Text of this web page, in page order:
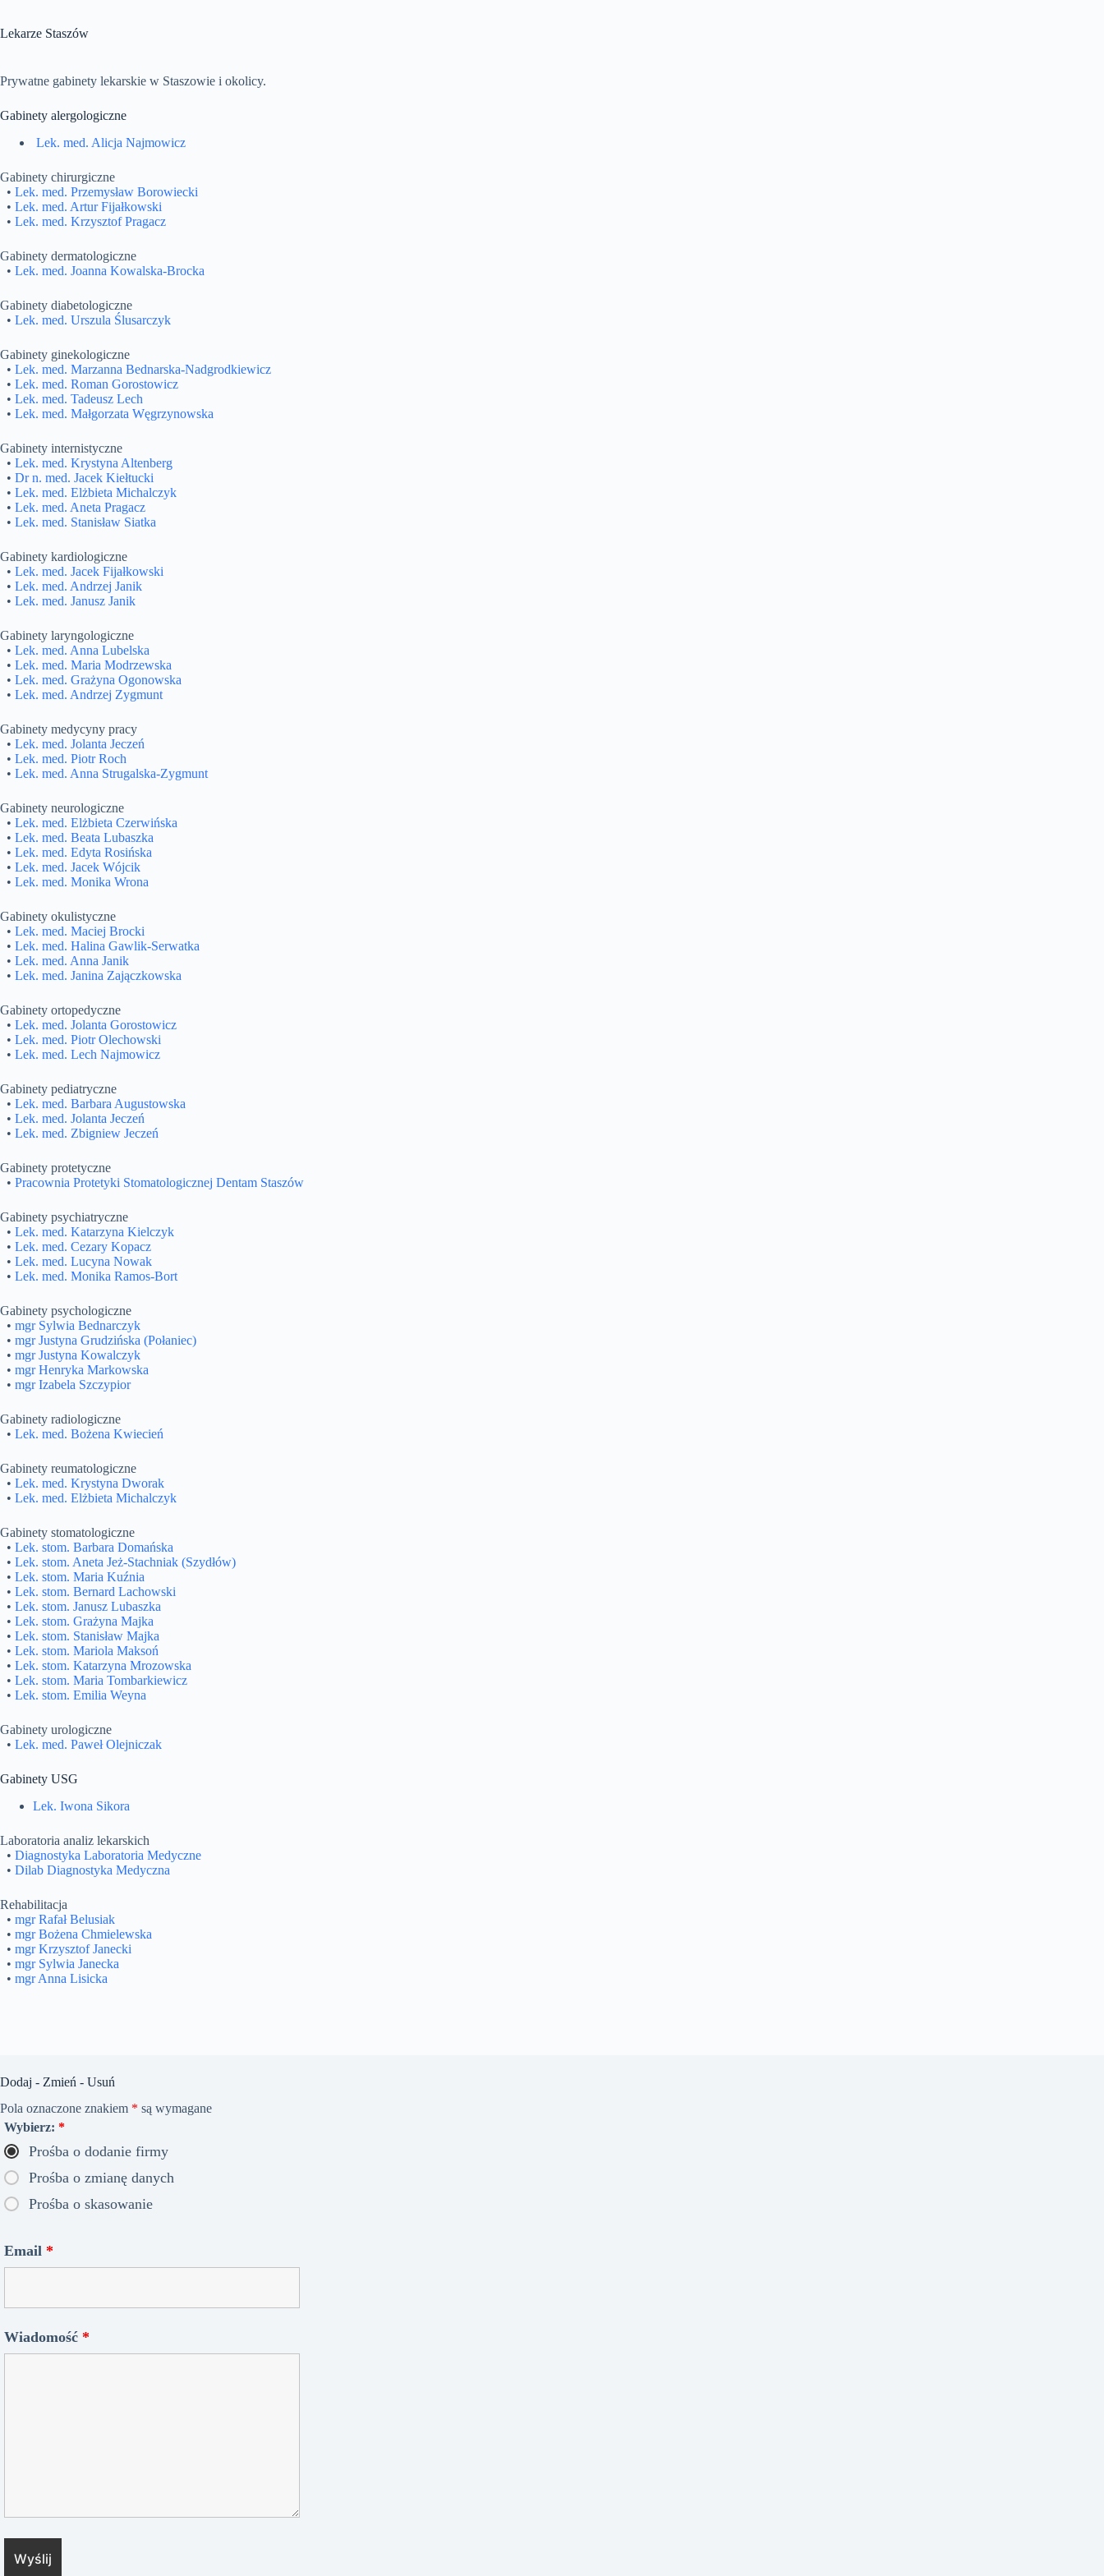
Lekarze Staszów
Prywatne gabinety lekarskie w Staszowie i okolicy.
Gabinety alergologiczne
Lek. med. Alicja Najmowicz
Gabinety chirurgiczne
• Lek. med. Przemysław Borowiecki
• Lek. med. Artur Fijałkowski
• Lek. med. Krzysztof Pragacz
Gabinety dermatologiczne
• Lek. med. Joanna Kowalska-Brocka
Gabinety diabetologiczne
• Lek. med. Urszula Ślusarczyk
Gabinety ginekologiczne
• Lek. med. Marzanna Bednarska-Nadgrodkiewicz
• Lek. med. Roman Gorostowicz
• Lek. med. Tadeusz Lech
• Lek. med. Małgorzata Węgrzynowska
Gabinety internistyczne
• Lek. med. Krystyna Altenberg
• Dr n. med. Jacek Kiełtucki
• Lek. med. Elżbieta Michalczyk
• Lek. med. Aneta Pragacz
• Lek. med. Stanisław Siatka
Gabinety kardiologiczne
• Lek. med. Jacek Fijałkowski
• Lek. med. Andrzej Janik
• Lek. med. Janusz Janik
Gabinety laryngologiczne
• Lek. med. Anna Lubelska
• Lek. med. Maria Modrzewska
• Lek. med. Grażyna Ogonowska
• Lek. med. Andrzej Zygmunt
Gabinety medycyny pracy
• Lek. med. Jolanta Jeczeń
• Lek. med. Piotr Roch
• Lek. med. Anna Strugalska-Zygmunt
Gabinety neurologiczne
• Lek. med. Elżbieta Czerwińska
• Lek. med. Beata Lubaszka
• Lek. med. Edyta Rosińska
• Lek. med. Jacek Wójcik
• Lek. med. Monika Wrona
Gabinety okulistyczne
• Lek. med. Maciej Brocki
• Lek. med. Halina Gawlik-Serwatka
• Lek. med. Anna Janik
• Lek. med. Janina Zajączkowska
Gabinety ortopedyczne
• Lek. med. Jolanta Gorostowicz
• Lek. med. Piotr Olechowski
• Lek. med. Lech Najmowicz
Gabinety pediatryczne
• Lek. med. Barbara Augustowska
• Lek. med. Jolanta Jeczeń
• Lek. med. Zbigniew Jeczeń
Gabinety protetyczne
• Pracownia Protetyki Stomatologicznej Dentam Staszów
Gabinety psychiatryczne
• Lek. med. Katarzyna Kielczyk
• Lek. med. Cezary Kopacz
• Lek. med. Lucyna Nowak
• Lek. med. Monika Ramos-Bort
Gabinety psychologiczne
• mgr Sylwia Bednarczyk
• mgr Justyna Grudzińska (Połaniec)
• mgr Justyna Kowalczyk
• mgr Henryka Markowska
• mgr Izabela Szczypior
Gabinety radiologiczne
• Lek. med. Bożena Kwiecień
Gabinety reumatologiczne
• Lek. med. Krystyna Dworak
• Lek. med. Elżbieta Michalczyk
Gabinety stomatologiczne
• Lek. stom. Barbara Domańska
• Lek. stom. Aneta Jeż-Stachniak (Szydłów)
• Lek. stom. Maria Kuźnia
• Lek. stom. Bernard Lachowski
• Lek. stom. Janusz Lubaszka
• Lek. stom. Grażyna Majka
• Lek. stom. Stanisław Majka
• Lek. stom. Mariola Maksoń
• Lek. stom. Katarzyna Mrozowska
• Lek. stom. Maria Tombarkiewicz
• Lek. stom. Emilia Weyna
Gabinety urologiczne
• Lek. med. Paweł Olejniczak
Gabinety USG
Lek. Iwona Sikora
Laboratoria analiz lekarskich
• Diagnostyka Laboratoria Medyczne
• Dilab Diagnostyka Medyczna
Rehabilitacja
• mgr Rafał Belusiak
• mgr Bożena Chmielewska
• mgr Krzysztof Janecki
• mgr Sylwia Janecka
• mgr Anna Lisicka
Dodaj - Zmień - Usuń
Pola oznaczone znakiem * są wymagane
Wybierz: *
Prośba o dodanie firmy
Prośba o zmianę danych
Prośba o skasowanie
Email *
Wiadomość *